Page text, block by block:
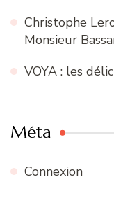
Christophe
Monsieur
VOYA : les
Méta
Connexion